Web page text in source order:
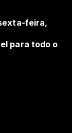
feira,
para todo o